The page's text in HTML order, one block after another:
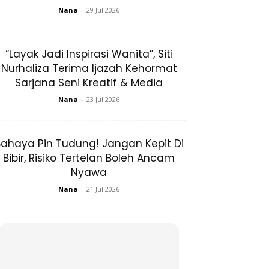
Nana - 29 Jul 2026
“Layak Jadi Inspirasi Wanita”, Siti
Nurhaliza Terima Ijazah Kehormat
Sarjana Seni Kreatif & Media
Nana - 23 Jul 2026
Pin Tudung! Jangan Kepit Di
Bibir, Risiko Tertelan Boleh Ancam
Nyawa
Nana - 21 Jul 2026